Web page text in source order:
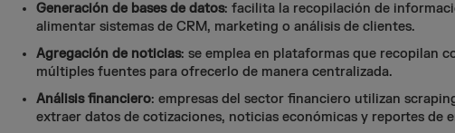
Generación de bases de datos: facilita la recopilación de
alimentar sistemas de CRM, marketing o análisis de clientes.
Agregación de noticias: se emplea en plataformas que recopilan
múltiples fuentes para ofrecerlo de manera centralizada.
Análisis financiero: empresas del sector financiero utilizan
extraer datos de cotizaciones, noticias económicas y reportes de